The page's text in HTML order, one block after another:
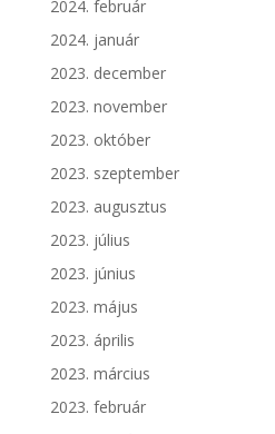
2024. február
2024. január
2023. december
2023. november
2023. október
2023. szeptember
2023. augusztus
2023. július
2023. június
2023. május
2023. április
2023. március
2023. február